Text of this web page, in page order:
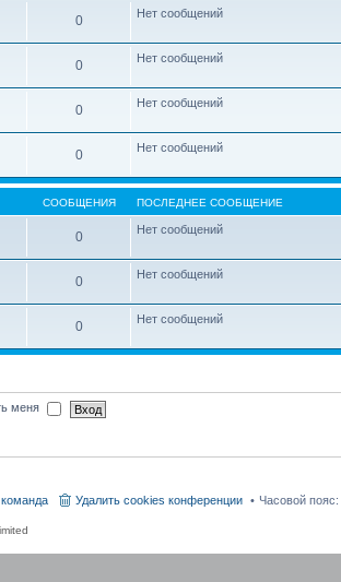
0 Нет сообщений
0 Нет сообщений
0 Нет сообщений
0 Нет сообщений
СООБЩЕНИЯ ПОСЛЕДНЕЕ СООБЩЕНИЕ
0 Нет сообщений
0 Нет сообщений
0 Нет сообщений
меня
Часовой пояс:
Удалить cookies конференции